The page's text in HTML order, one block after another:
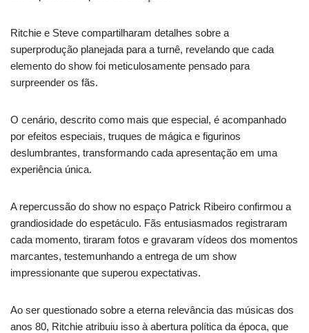
Ritchie e Steve compartilharam detalhes sobre a
superprodução planejada para a turnê, revelando que cada
elemento do show foi meticulosamente pensado para
surpreender os fãs.
O cenário, descrito como mais que especial, é acompanhado
por efeitos especiais, truques de mágica e figurinos
deslumbrantes, transformando cada apresentação em uma
experiência única.
A repercussão do show no espaço Patrick Ribeiro confirmou a
grandiosidade do espetáculo. Fãs entusiasmados registraram
cada momento, tiraram fotos e gravaram vídeos dos momentos
marcantes, testemunhando a entrega de um show
impressionante que superou expectativas.
Ao ser questionado sobre a eterna relevância das músicas dos
anos 80, Ritchie atribuiu isso à abertura política da época, que